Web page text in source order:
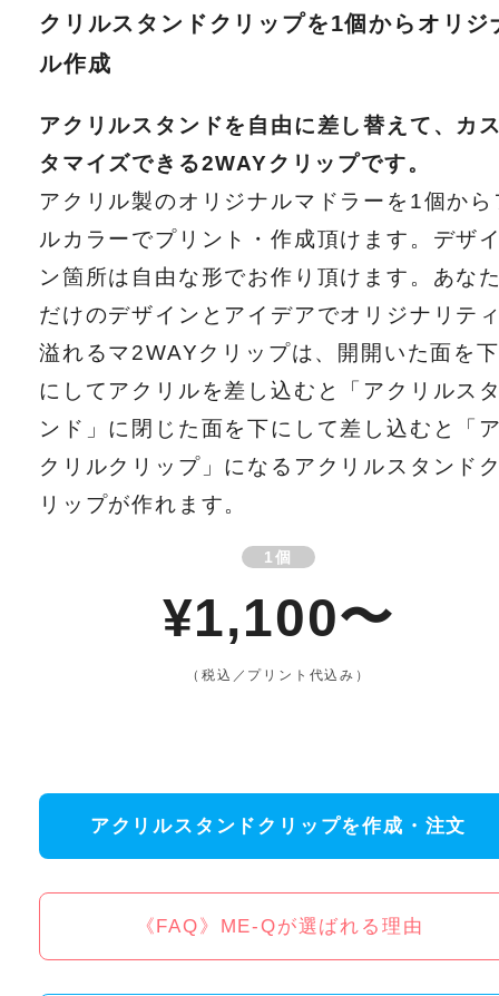
クリルスタンドクリップを1個からオリジ
ル作成
アクリルスタンドを自由に差し替えて、カ
タマイズできる2WAYクリップです。
アクリル製のオリジナルマドラーを1個から
ルカラーでプリント・作成頂けます。デザ
ン箇所は自由な形でお作り頂けます。あな
だけのデザインとアイデアでオリジナリテ
溢れるマ2WAYクリップは、開開いた面を下
にしてアクリルを差し込むと「アクリルス
ンド」に閉じた面を下にして差し込むと「
クリルクリップ」になるアクリルスタンド
リップが作れます。
1個
¥1,100〜
（税込／プリント代込み）
アクリルスタンドクリップを作成・注文
《FAQ》ME-Qが選ばれる理由